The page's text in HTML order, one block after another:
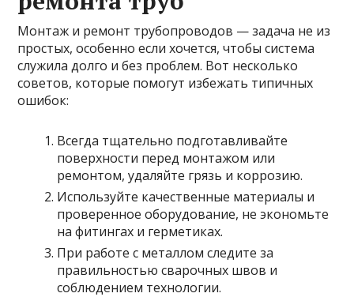
Монтаж и ремонт трубопроводов — задача не из
простых, особенно если хочется, чтобы система
служила долго и без проблем. Вот несколько
советов, которые помогут избежать типичных
ошибок:
Всегда тщательно подготавливайте
поверхности перед монтажом или
ремонтом, удаляйте грязь и коррозию.
Используйте качественные материалы и
проверенное оборудование, не экономьте
на фитингах и герметиках.
При работе с металлом следите за
правильностью сварочных швов и
соблюдением технологии.